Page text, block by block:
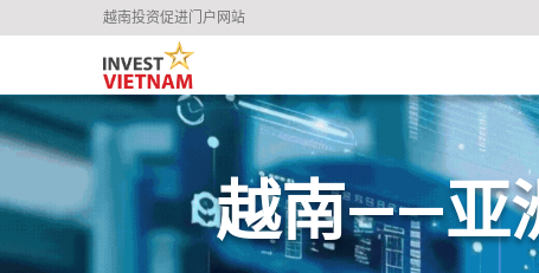
越南投资促进门户网站
越南——亚